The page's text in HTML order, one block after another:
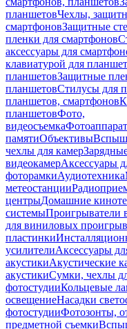
планшетовЧехлы,
смартфоновЗащитные
пленки для смартфонов
аксессуары для
клавиатурой для
планшетовЗащитные
планшетовСтилусы для
планшетов, смартфонов
планшетовФото,
видеосъемка
памятиОбъективы
чехлы для камер
видеокамерАксессуары
фоторамкиАудиотехника
метеостанции
центрыДомашние
системыПроигрыватели
для виниловых
пластинки
усилителиАксессуары
акустикиАкустические
акустикиСумки, чехлы
фотостудииКольцевые
освещениеНасадки
фотостудииФотозонты,
предметной съемки